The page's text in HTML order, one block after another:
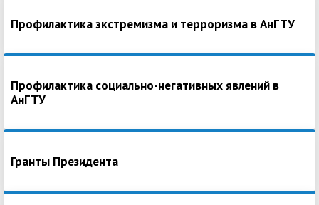
Профилактика экстремизма и терроризма в АнГТУ
Профилактика социально-негативных явлений в
АнГТУ
Гранты Президента